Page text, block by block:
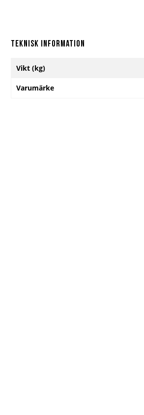
Teknisk information
information
Vikt (kg)
Varumärke